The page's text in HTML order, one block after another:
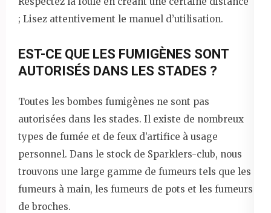
; Lisez attentivement le manuel d’utilisation.
EST-CE QUE LES FUMIGÈNES SONT
AUTORISÉS DANS LES STADES ?
Toutes les bombes fumigènes ne sont pas
autorisées dans les stades. Il existe de nombreux
types de fumée et de feux d’artifice à usage
personnel. Dans le stock de Sparklers-club, nous
trouvons une large gamme de fumeurs tels que les
fumeurs à main, les fumeurs de pots et les fumeurs
de broches.